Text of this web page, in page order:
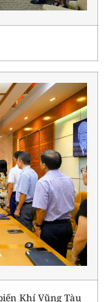
Khí Vũng Tàu